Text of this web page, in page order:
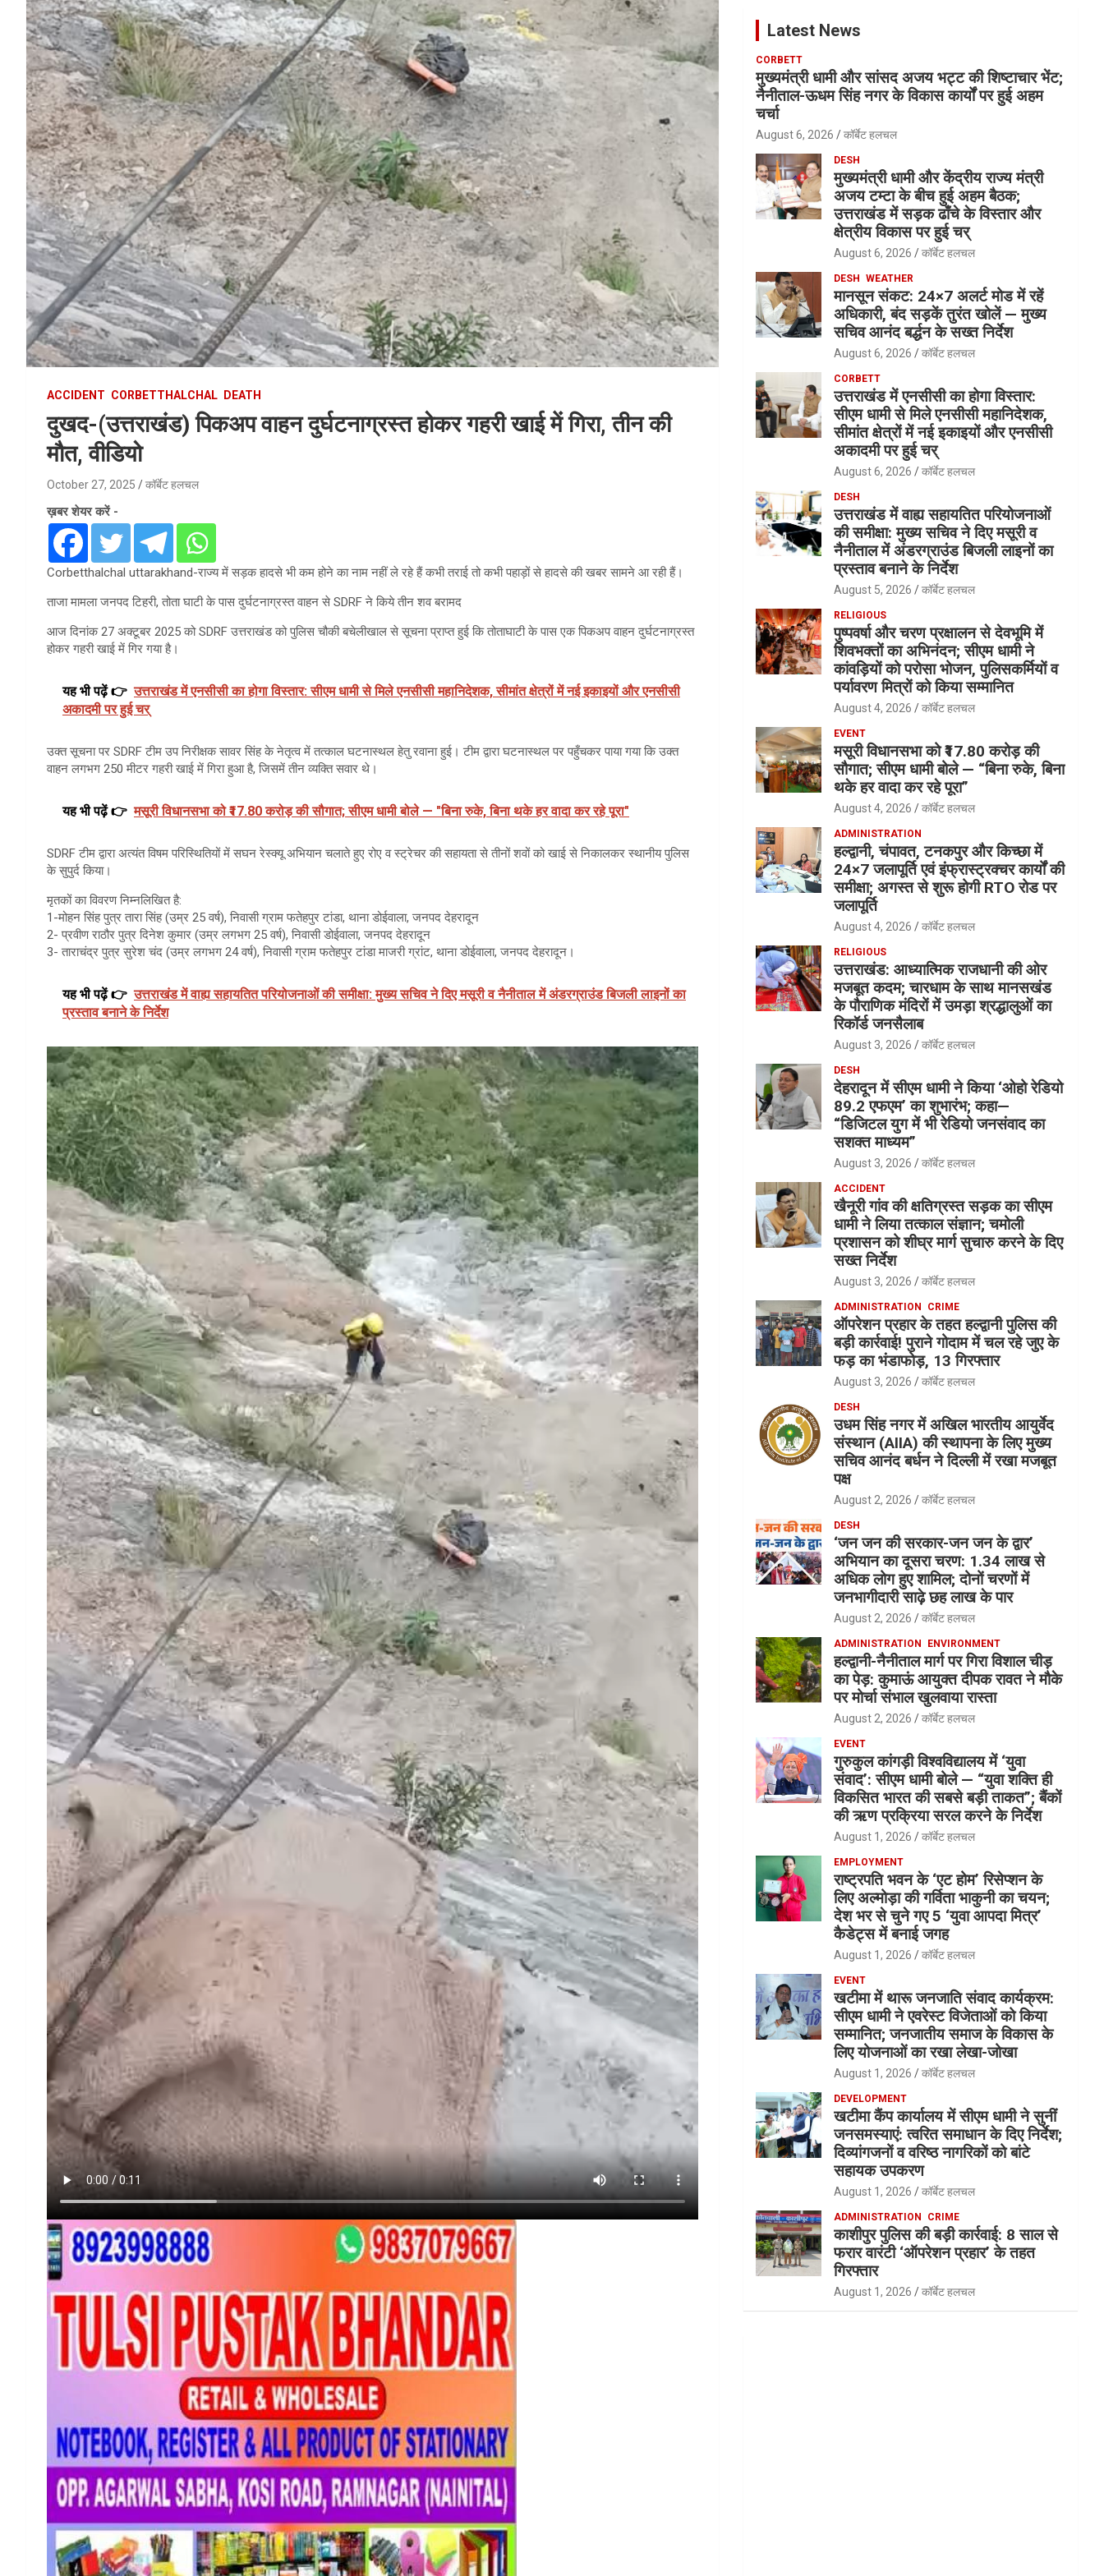
ACCIDENT CORBETTHALCHAL DEATH
दुखद-(उत्तराखंड) पिकअप वाहन दुर्घटनाग्रस्त होकर गहरी खाई में गिरा, तीन की
मौत, वीडियो
October 27, 2025 कॉर्बेट हलचल
ख़बर शेयर करें -
Corbetthalchal uttarakhand-राज्य में सड़क हादसे भी कम होने का नाम नहीं ले रहे हैं कभी तराई तो कभी पहाड़ों से हादसे की खबर सामने आ रही हैं।
ताजा मामला जनपद टिहरी, तोता घाटी के पास दुर्घटनाग्रस्त वाहन से SDRF ने किये तीन शव बरामद
आज दिनांक 27 अक्टूबर 2025 को SDRF उत्तराखंड को पुलिस चौकी बचेलीखाल से सूचना प्राप्त हुई कि तोताघाटी के पास एक पिकअप वाहन दुर्घटनाग्रस्त
होकर गहरी खाई में गिर गया है।
यह भी पढ़ें 👉 उत्तराखंड में एनसीसी का होगा विस्तार: सीएम धामी से मिले एनसीसी महानिदेशक, सीमांत क्षेत्रों में नई इकाइयों और एनसीसी
अकादमी पर हुई चर्
उक्त सूचना पर SDRF टीम उप निरीक्षक सावर सिंह के नेतृत्व में तत्काल घटनास्थल हेतु रवाना हुई। टीम द्वारा घटनास्थल पर पहुँचकर पाया गया कि उक्त
वाहन लगभग 250 मीटर गहरी खाई में गिरा हुआ है, जिसमें तीन व्यक्ति सवार थे।
यह भी पढ़ें 👉 मसूरी विधानसभा को ₹17.80 करोड़ की सौगात; सीएम धामी बोले — "बिना रुके, बिना थके हर वादा कर रहे पूरा"
SDRF टीम द्वारा अत्यंत विषम परिस्थितियों में सघन रेस्क्यू अभियान चलाते हुए रोए व स्ट्रेचर की सहायता से तीनों शवों को खाई से निकालकर स्थानीय पुलिस
के सुपुर्द किया।
मृतकों का विवरण निम्नलिखित है:
1-मोहन सिंह पुत्र तारा सिंह (उम्र 25 वर्ष), निवासी ग्राम फतेहपुर टांडा, थाना डोईवाला, जनपद देहरादून
2- प्रवीण राठौर पुत्र दिनेश कुमार (उम्र लगभग 25 वर्ष), निवासी डोईवाला, जनपद देहरादून
3- ताराचंद्र पुत्र सुरेश चंद (उम्र लगभग 24 वर्ष), निवासी ग्राम फतेहपुर टांडा माजरी ग्रांट, थाना डोईवाला, जनपद देहरादून।
यह भी पढ़ें 👉 उत्तराखंड में वाह्य सहायतित परियोजनाओं की समीक्षा: मुख्य सचिव ने दिए मसूरी व नैनीताल में अंडरग्राउंड बिजली लाइनों का
प्रस्ताव बनाने के निर्देश
Latest News
CORBETT
मुख्यमंत्री धामी और सांसद अजय भट्ट की शिष्टाचार भेंट;
नैनीताल-ऊधम सिंह नगर के विकास कार्यों पर हुई अहम
चर्चा
August 6, 2026 कॉर्बेट हलचल
DESH
मुख्यमंत्री धामी और केंद्रीय राज्य मंत्री
अजय टम्टा के बीच हुई अहम बैठक;
उत्तराखंड में सड़क ढाँचे के विस्तार और
क्षेत्रीय विकास पर हुई चर्
August 6, 2026 कॉर्बेट हलचल
DESH WEATHER
मानसून संकट: 24×7 अलर्ट मोड में रहें
अधिकारी, बंद सड़कें तुरंत खोलें — मुख्य
सचिव आनंद बर्द्धन के सख्त निर्देश
August 6, 2026 कॉर्बेट हलचल
CORBETT
उत्तराखंड में एनसीसी का होगा विस्तार:
सीएम धामी से मिले एनसीसी महानिदेशक,
सीमांत क्षेत्रों में नई इकाइयों और एनसीसी
अकादमी पर हुई चर्
August 6, 2026 कॉर्बेट हलचल
DESH
उत्तराखंड में वाह्य सहायतित परियोजनाओं
की समीक्षा: मुख्य सचिव ने दिए मसूरी व
नैनीताल में अंडरग्राउंड बिजली लाइनों का
प्रस्ताव बनाने के निर्देश
August 5, 2026 कॉर्बेट हलचल
RELIGIOUS
पुष्पवर्षा और चरण प्रक्षालन से देवभूमि में
शिवभक्तों का अभिनंदन; सीएम धामी ने
कांवड़ियों को परोसा भोजन, पुलिसकर्मियों व
पर्यावरण मित्रों को किया सम्मानित
August 4, 2026 कॉर्बेट हलचल
EVENT
मसूरी विधानसभा को ₹17.80 करोड़ की
सौगात; सीएम धामी बोले — “बिना रुके, बिना
थके हर वादा कर रहे पूरा”
August 4, 2026 कॉर्बेट हलचल
ADMINISTRATION
हल्द्वानी, चंपावत, टनकपुर और किच्छा में
24×7 जलापूर्ति एवं इंफ्रास्ट्रक्चर कार्यों की
समीक्षा; अगस्त से शुरू होगी RTO रोड पर
जलापूर्ति
August 4, 2026 कॉर्बेट हलचल
RELIGIOUS
उत्तराखंड: आध्यात्मिक राजधानी की ओर
मजबूत कदम; चारधाम के साथ मानसखंड
के पौराणिक मंदिरों में उमड़ा श्रद्धालुओं का
रिकॉर्ड जनसैलाब
August 3, 2026 कॉर्बेट हलचल
DESH
देहरादून में सीएम धामी ने किया ‘ओहो रेडियो
89.2 एफएम’ का शुभारंभ; कहा—
“डिजिटल युग में भी रेडियो जनसंवाद का
सशक्त माध्यम”
August 3, 2026 कॉर्बेट हलचल
ACCIDENT
खैनूरी गांव की क्षतिग्रस्त सड़क का सीएम
धामी ने लिया तत्काल संज्ञान; चमोली
प्रशासन को शीघ्र मार्ग सुचारु करने के दिए
सख्त निर्देश
August 3, 2026 कॉर्बेट हलचल
ADMINISTRATION CRIME
ऑपरेशन प्रहार के तहत हल्द्वानी पुलिस की
बड़ी कार्रवाई! पुराने गोदाम में चल रहे जुए के
फड़ का भंडाफोड़, 13 गिरफ्तार
August 3, 2026 कॉर्बेट हलचल
DESH
उधम सिंह नगर में अखिल भारतीय आयुर्वेद
संस्थान (AIIA) की स्थापना के लिए मुख्य
सचिव आनंद बर्धन ने दिल्ली में रखा मजबूत
पक्ष
August 2, 2026 कॉर्बेट हलचल
DESH
‘जन जन की सरकार-जन जन के द्वार’
अभियान का दूसरा चरण: 1.34 लाख से
अधिक लोग हुए शामिल; दोनों चरणों में
जनभागीदारी साढ़े छह लाख के पार
August 2, 2026 कॉर्बेट हलचल
ADMINISTRATION ENVIRONMENT
हल्द्वानी-नैनीताल मार्ग पर गिरा विशाल चीड़
का पेड़: कुमाऊं आयुक्त दीपक रावत ने मौके
पर मोर्चा संभाल खुलवाया रास्ता
August 2, 2026 कॉर्बेट हलचल
EVENT
गुरुकुल कांगड़ी विश्वविद्यालय में ‘युवा
संवाद’: सीएम धामी बोले — “युवा शक्ति ही
विकसित भारत की सबसे बड़ी ताकत”; बैंकों
की ऋण प्रक्रिया सरल करने के निर्देश
August 1, 2026 कॉर्बेट हलचल
EMPLOYMENT
राष्ट्रपति भवन के ‘एट होम’ रिसेप्शन के
लिए अल्मोड़ा की गर्विता भाकुनी का चयन;
देश भर से चुने गए 5 ‘युवा आपदा मित्र’
कैडेट्स में बनाई जगह
August 1, 2026 कॉर्बेट हलचल
EVENT
खटीमा में थारू जनजाति संवाद कार्यक्रम:
सीएम धामी ने एवरेस्ट विजेताओं को किया
सम्मानित; जनजातीय समाज के विकास के
लिए योजनाओं का रखा लेखा-जोखा
August 1, 2026 कॉर्बेट हलचल
DEVELOPMENT
खटीमा कैंप कार्यालय में सीएम धामी ने सुनीं
जनसमस्याएं: त्वरित समाधान के दिए निर्देश;
दिव्यांगजनों व वरिष्ठ नागरिकों को बांटे
सहायक उपकरण
August 1, 2026 कॉर्बेट हलचल
ADMINISTRATION CRIME
काशीपुर पुलिस की बड़ी कार्रवाई: 8 साल से
फरार वारंटी ‘ऑपरेशन प्रहार’ के तहत
गिरफ्तार
August 1, 2026 कॉर्बेट हलचल